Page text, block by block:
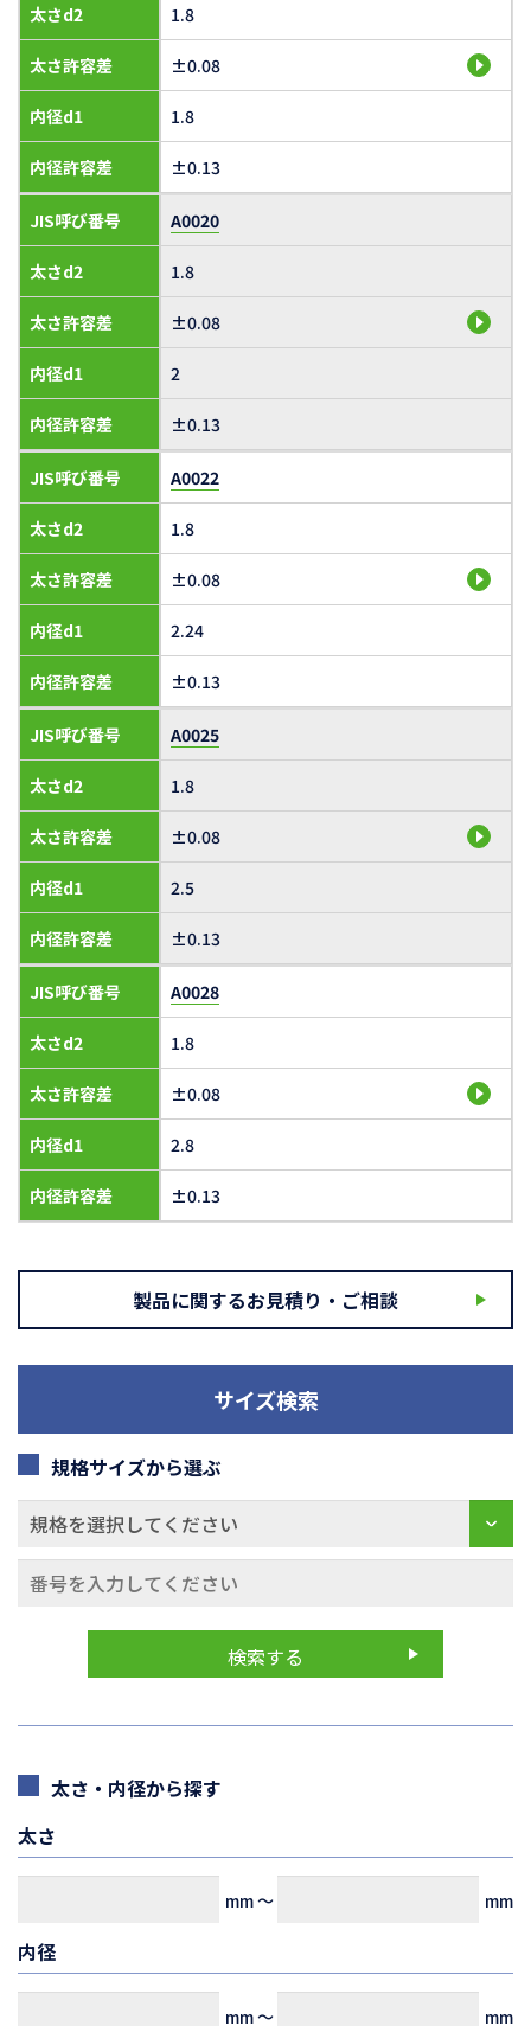
太さd2
太さ許容差
内径d1
内径許容差
1.8
±0.08
1.8
±0.13
JIS呼び番号
太さd2
太さ許容差
内径d1
内径許容差
A0020
1.8
±0.08
2
±0.13
JIS呼び番号
太さd2
太さ許容差
内径d1
内径許容差
A0022
1.8
±0.08
2.24
±0.13
JIS呼び番号
太さd2
太さ許容差
内径d1
内径許容差
A0025
1.8
±0.08
2.5
±0.13
JIS呼び番号
太さd2
太さ許容差
内径d1
内径許容差
A0028
1.8
±0.08
2.8
±0.13
製品に関するお見積り・ご相談
サイズ検索
規格サイズから選ぶ
太さ・内径から探す
太さ
mm～ mm
内径
mm～ mm